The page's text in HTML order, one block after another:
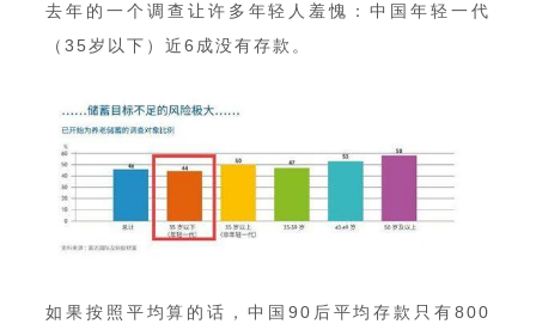
去年的一个调查让许多年轻人羞愧：中国年轻一代
（35岁以下）近6成没有存款。
如果按照平均算的话，中国90后平均存款只有800